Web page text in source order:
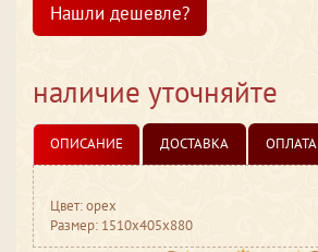
Нашли дешевле?
наличие уточняйте
ОПИСАНИЕ ДОСТАВКА ОПЛАТА
Цвет: орех
Размер: 1510x405x880